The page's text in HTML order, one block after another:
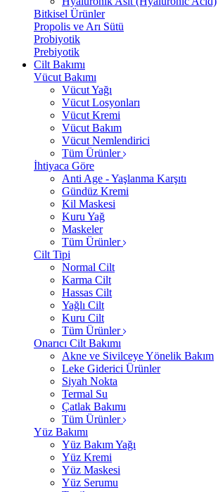
Bitkisel Ürünler
Propolis ve Arı Sütü
Probiyotik
Prebiyotik
Cilt Bakımı
Vücut Bakımı
Vücut Yağı
Vücut Losyonları
Vücut Kremi
Vücut Bakım
Vücut Nemlendirici
Tüm Ürünler
İhtiyaca Göre
Anti Age - Yaşlanma Karşıtı
Gündüz Kremi
Kil Maskesi
Kuru Yağ
Maskeler
Tüm Ürünler
Cilt Tipi
Normal Cilt
Karma Cilt
Hassas Cilt
Yağlı Cilt
Kuru Cilt
Tüm Ürünler
Onarıcı Cilt Bakımı
Akne ve Sivilceye Yönelik Bakım
Leke Giderici Ürünler
Siyah Nokta
Termal Su
Çatlak Bakımı
Tüm Ürünler
Yüz Bakımı
Yüz Bakım Yağı
Yüz Kremi
Yüz Maskesi
Yüz Serumu